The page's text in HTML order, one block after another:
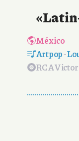
México
Art pop-
RCA Victor